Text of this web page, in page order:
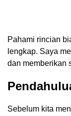
Pahami rincian
lengkap. Saya
dan memberikan
Sebelum kita